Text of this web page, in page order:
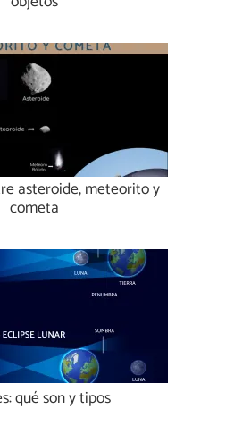
asteroide, meteorito y
cometa
qué son y tipos